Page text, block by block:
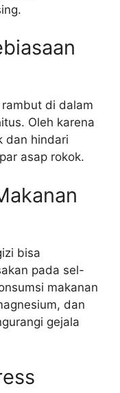
di dalam
Oleh karena
dan hindari
asap rokok.
bisa
pada sel-
makanan
dan
gejala